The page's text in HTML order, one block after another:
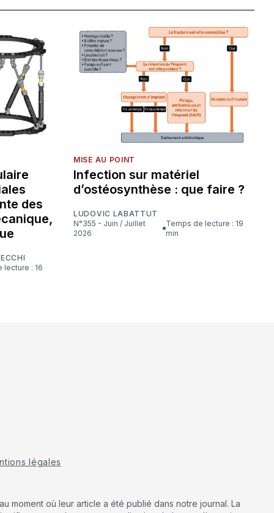
des
MISE AU POINT
Infection sur matériel
d’ostéosynthèse : que faire ?
LUDOVIC LABATTUT
N°355 - Juin / Juillet
2026
Temps de lecture : 19
min
légales
moment où leur article a été publié dans notre journal. La